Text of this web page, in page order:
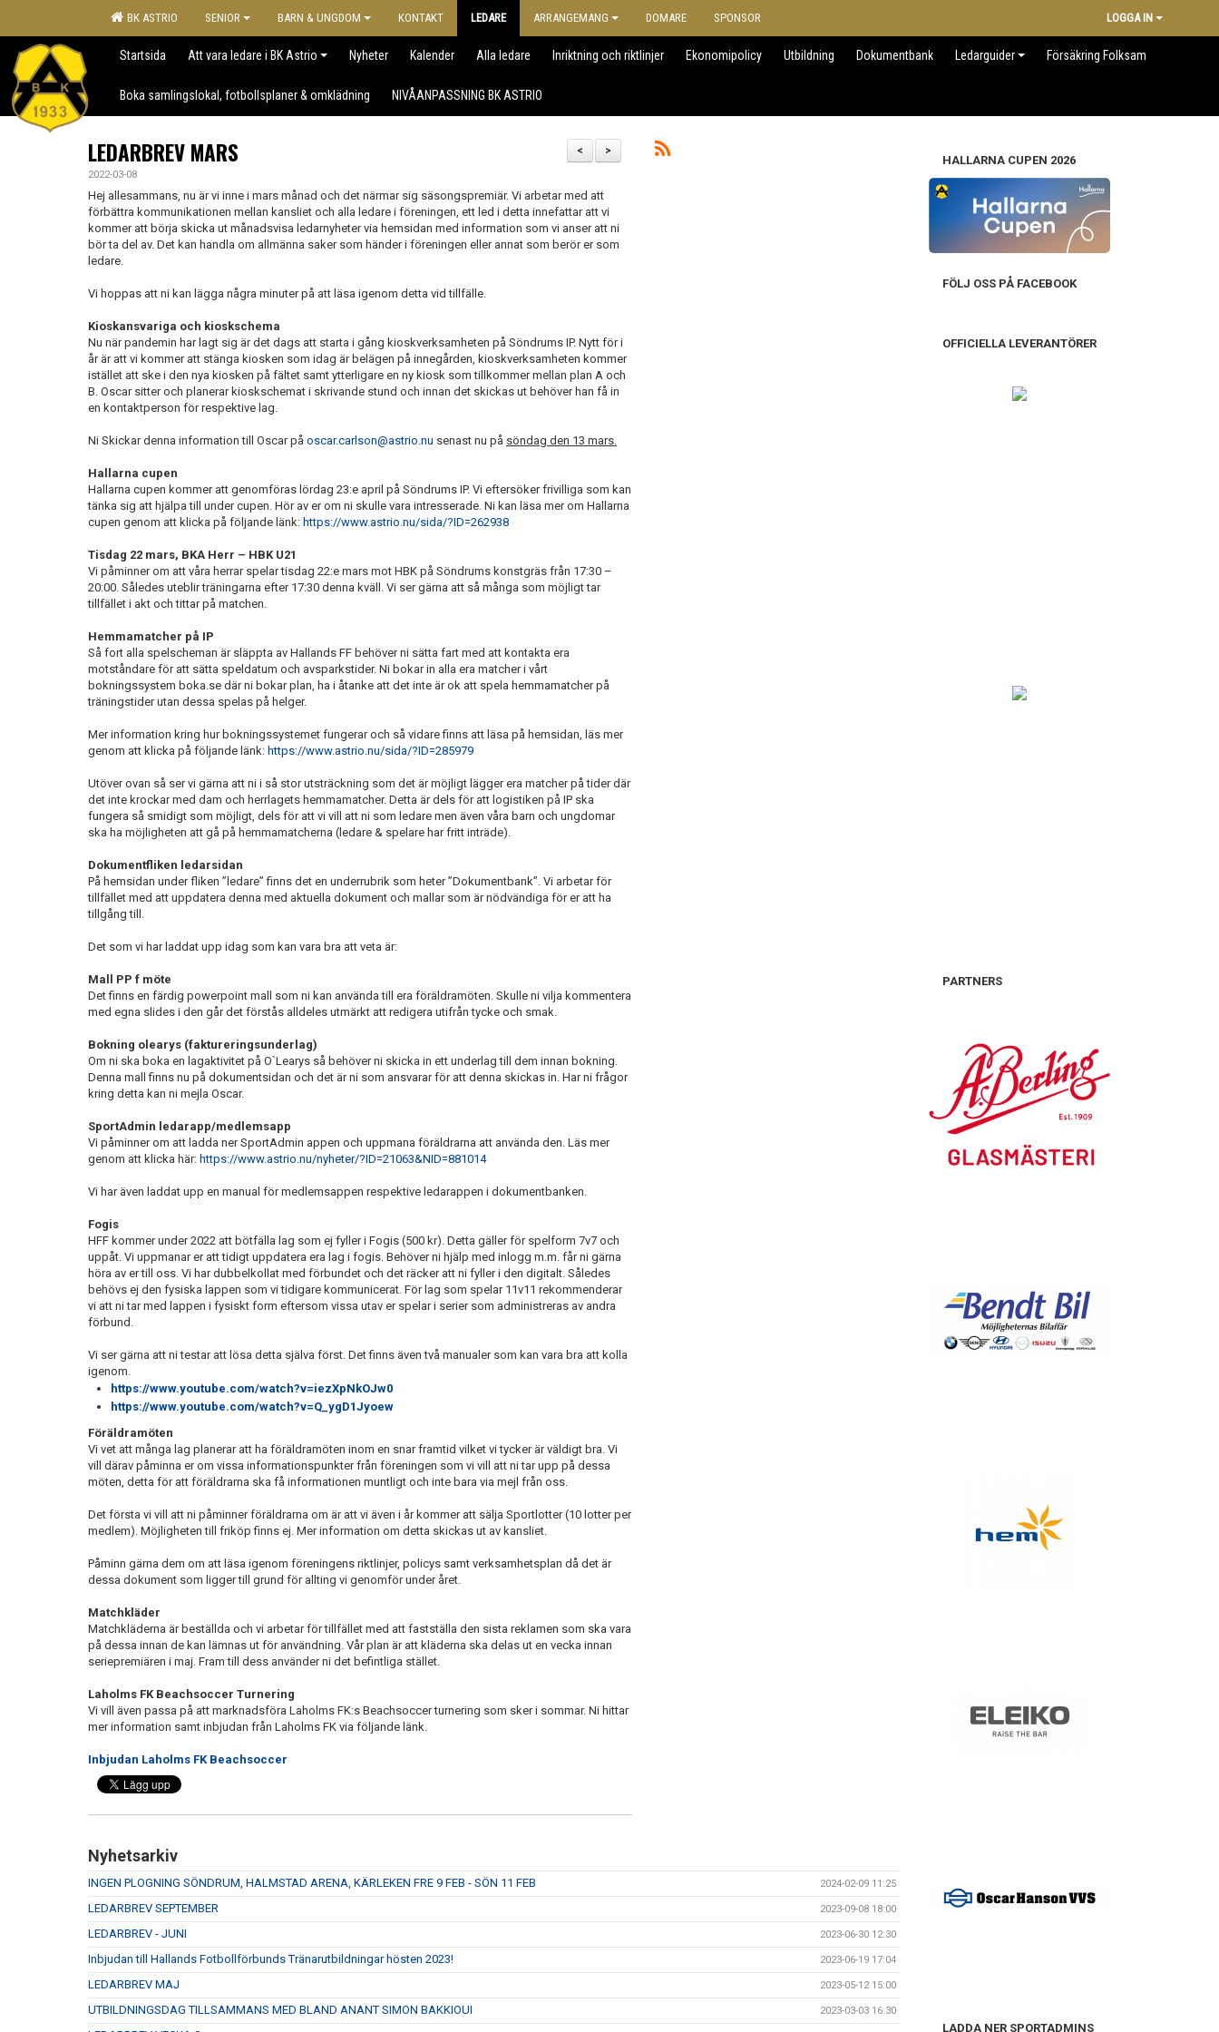
BK ASTRIO SENIOR BARN & UNGDOM KONTAKT LEDARE ARRANGEMANG DOMARE SPONSOR LOGGA IN
Startsida Att vara ledare i BK Astrio Nyheter Kalender Alla ledare Inriktning och riktlinjer Ekonomipolicy Utbildning Dokumentbank Ledarguider Försäkring Folksam
Boka samlingslokal, fotbollsplaner & omklädning NIVÅANPASSNING BK ASTRIO
>
<
LEDARBREV MARS
2022-03-08
Hej allesammans, nu är vi inne i mars månad och det närmar sig säsongspremiär. Vi arbetar med att
förbättra kommunikationen mellan kansliet och alla ledare i föreningen, ett led i detta innefattar att vi
kommer att börja skicka ut månadsvisa ledarnyheter via hemsidan med information som vi anser att ni
bör ta del av. Det kan handla om allmänna saker som händer i föreningen eller annat som berör er som
ledare.
Vi hoppas att ni kan lägga några minuter på att läsa igenom detta vid tillfälle.
Kioskansvariga och kioskschema
Nu när pandemin har lagt sig är det dags att starta i gång kioskverksamheten på Söndrums IP. Nytt för i
år är att vi kommer att stänga kiosken som idag är belägen på innegården, kioskverksamheten kommer
istället att ske i den nya kiosken på fältet samt ytterligare en ny kiosk som tillkommer mellan plan A och
B. Oscar sitter och planerar kioskschemat i skrivande stund och innan det skickas ut behöver han få in
en kontaktperson för respektive lag.
Ni Skickar denna information till Oscar på oscar.carlson@astrio.nu senast nu på söndag den 13 mars.
Hallarna cupen
Hallarna cupen kommer att genomföras lördag 23:e april på Söndrums IP. Vi eftersöker frivilliga som kan
tänka sig att hjälpa till under cupen. Hör av er om ni skulle vara intresserade. Ni kan läsa mer om Hallarna
cupen genom att klicka på följande länk: https://www.astrio.nu/sida/?ID=262938
Tisdag 22 mars, BKA Herr – HBK U21
Vi påminner om att våra herrar spelar tisdag 22:e mars mot HBK på Söndrums konstgräs från 17:30 –
20:00. Således uteblir träningarna efter 17:30 denna kväll. Vi ser gärna att så många som möjligt tar
tillfället i akt och tittar på matchen.
Hemmamatcher på IP
Så fort alla spelscheman är släppta av Hallands FF behöver ni sätta fart med att kontakta era
motståndare för att sätta speldatum och avsparkstider. Ni bokar in alla era matcher i vårt
bokningssystem boka.se där ni bokar plan, ha i åtanke att det inte är ok att spela hemmamatcher på
träningstider utan dessa spelas på helger.
Mer information kring hur bokningssystemet fungerar och så vidare finns att läsa på hemsidan, läs mer
genom att klicka på följande länk: https://www.astrio.nu/sida/?ID=285979
Utöver ovan så ser vi gärna att ni i så stor utsträckning som det är möjligt lägger era matcher på tider där
det inte krockar med dam och herrlagets hemmamatcher. Detta är dels för att logistiken på IP ska
fungera så smidigt som möjligt, dels för att vi vill att ni som ledare men även våra barn och ungdomar
ska ha möjligheten att gå på hemmamatcherna (ledare & spelare har fritt inträde).
Dokumentfliken ledarsidan
På hemsidan under fliken ”ledare” finns det en underrubrik som heter ”Dokumentbank”. Vi arbetar för
tillfället med att uppdatera denna med aktuella dokument och mallar som är nödvändiga för er att ha
tillgång till.
Det som vi har laddat upp idag som kan vara bra att veta är:
Mall PP f möte
Det finns en färdig powerpoint mall som ni kan använda till era föräldramöten. Skulle ni vilja kommentera
med egna slides i den går det förstås alldeles utmärkt att redigera utifrån tycke och smak.
Bokning olearys (faktureringsunderlag)
Om ni ska boka en lagaktivitet på O`Learys så behöver ni skicka in ett underlag till dem innan bokning.
Denna mall finns nu på dokumentsidan och det är ni som ansvarar för att denna skickas in. Har ni frågor
kring detta kan ni mejla Oscar.
SportAdmin ledarapp/medlemsapp
Vi påminner om att ladda ner SportAdmin appen och uppmana föräldrarna att använda den. Läs mer
genom att klicka här: https://www.astrio.nu/nyheter/?ID=21063&NID=881014
Vi har även laddat upp en manual för medlemsappen respektive ledarappen i dokumentbanken.
Fogis
HFF kommer under 2022 att bötfälla lag som ej fyller i Fogis (500 kr). Detta gäller för spelform 7v7 och
uppåt. Vi uppmanar er att tidigt uppdatera era lag i fogis. Behöver ni hjälp med inlogg m.m. får ni gärna
höra av er till oss. Vi har dubbelkollat med förbundet och det räcker att ni fyller i den digitalt. Således
behövs ej den fysiska lappen som vi tidigare kommunicerat. För lag som spelar 11v11 rekommenderar
vi att ni tar med lappen i fysiskt form eftersom vissa utav er spelar i serier som administreras av andra
förbund.
Vi ser gärna att ni testar att lösa detta själva först. Det finns även två manualer som kan vara bra att kolla
igenom.
https://www.youtube.com/watch?v=iezXpNkOJw0
https://www.youtube.com/watch?v=Q_ygD1Jyoew
Föräldramöten
Vi vet att många lag planerar att ha föräldramöten inom en snar framtid vilket vi tycker är väldigt bra. Vi
vill därav påminna er om vissa informationspunkter från föreningen som vi vill att ni tar upp på dessa
möten, detta för att föräldrarna ska få informationen muntligt och inte bara via mejl från oss.
Det första vi vill att ni påminner föräldrarna om är att vi även i år kommer att sälja Sportlotter (10 lotter per
medlem). Möjligheten till friköp finns ej. Mer information om detta skickas ut av kansliet.
Påminn gärna dem om att läsa igenom föreningens riktlinjer, policys samt verksamhetsplan då det är
dessa dokument som ligger till grund för allting vi genomför under året.
Matchkläder
Matchkläderna är beställda och vi arbetar för tillfället med att fastställa den sista reklamen som ska vara
på dessa innan de kan lämnas ut för användning. Vår plan är att kläderna ska delas ut en vecka innan
seriepremiären i maj. Fram till dess använder ni det befintliga stället.
Laholms FK Beachsoccer Turnering
Vi vill även passa på att marknadsföra Laholms FK:s Beachsoccer turnering som sker i sommar. Ni hittar
mer information samt inbjudan från Laholms FK via följande länk.
Inbjudan Laholms FK Beachsoccer
Nyhetsarkiv
INGEN PLOGNING SÖNDRUM, HALMSTAD ARENA, KÄRLEKEN FRE 9 FEB - SÖN 11 FEB 2024-02-09 11:25
LEDARBREV SEPTEMBER 2023-09-08 18:00
LEDARBREV - JUNI 2023-06-30 12:30
Inbjudan till Hallands Fotbollförbunds Tränarutbildningar hösten 2023! 2023-06-19 17:04
LEDARBREV MAJ 2023-05-12 15:00
UTBILDNINGSDAG TILLSAMMANS MED BLAND ANANT SIMON BAKKIOUI 2023-03-03 16:30
HALLARNA CUPEN 2026
FÖLJ OSS PÅ FACEBOOK
OFFICIELLA LEVERANTÖRER
PARTNERS
LADDA NER SPORTADMINS